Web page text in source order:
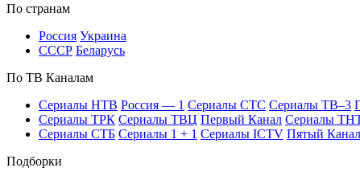
По стра­нам
Рос­сия Ук­раи­на
СССР Бе­ла­русь
По ТВ Ка­на­лам
Се­риа­лы НТВ Рос­сия — 1 Се­риа­лы СТС Се­риа­лы ТВ–3
Се­риа­лы ТРК Се­риа­лы ТВЦ Пер­вый Ка­нал Се­риа­лы
Се­риа­лы СТБ Се­риа­лы 1 + 1 Се­риа­лы ICTV Пя­тый Ка­нал
Подборки